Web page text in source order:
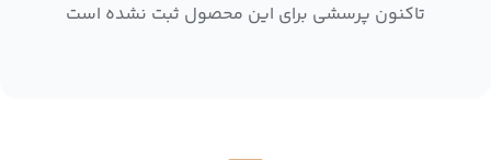
تاکنون پرسشی برای این محصول ثبت نشده است